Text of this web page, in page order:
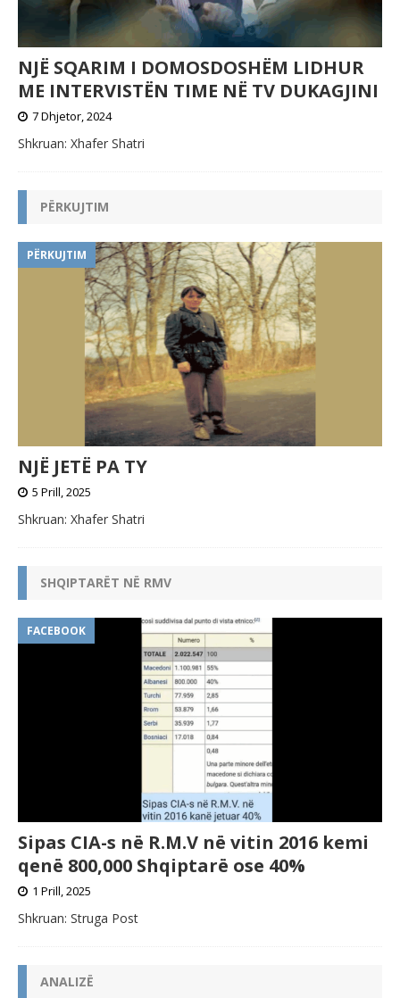
NJË SQARIM I DOMOSDOSHËM LIDHUR
ME INTERVISTËN TIME NË TV DUKAGJINI
7 Dhjetor, 2024
Shkruan: Xhafer Shatri
PËRKUJTIM
PËRKUJTIM
NJË JETË PA TY
5 Prill, 2025
Shkruan: Xhafer Shatri
SHQIPTARËT NË RMV
FACEBOOK
Sipas CIA-s në R.M.V në vitin 2016 kemi
qenë 800,000 Shqiptarë ose 40%
1 Prill, 2025
Shkruan: Struga Post
ANALIZË